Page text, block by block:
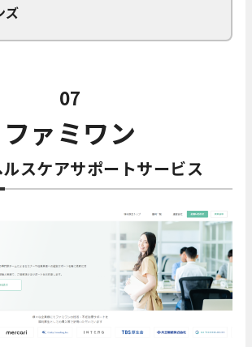
ズ
07
ファミワン
スケアサポートサービス